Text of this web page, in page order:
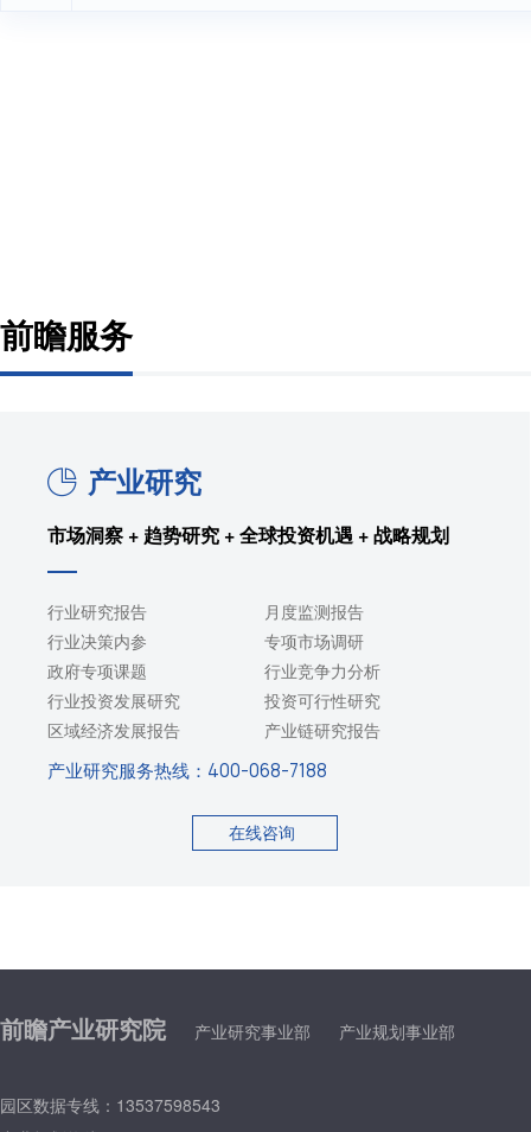
前瞻服务
产业研究
市场洞察 + 趋势研究 + 全球投资机遇 + 战略规划
行业研究报告
月度监测报告
行业决策内参
专项市场调研
政府专项课题
行业竞争力分析
行业投资发展研究
投资可行性研究
区域经济发展报告
产业链研究报告
产业研究服务热线： 400-068-7188
在线咨询
前瞻产业研究院 产业研究事业部 产业规划事业部
园区数据专线：13537598543